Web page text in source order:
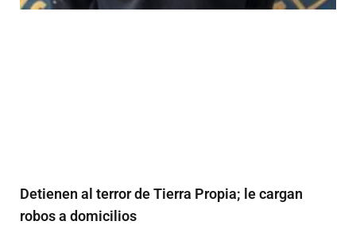
Detienen al terror de Tierra Propia; le cargan
robos a domicilios